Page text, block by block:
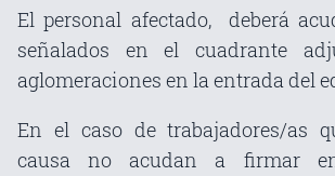
El personal afectado, deberá
señalados en el cuadrante
aglomeraciones en la entrada del
En el caso de trabajadores/as
causa no acudan a firmar